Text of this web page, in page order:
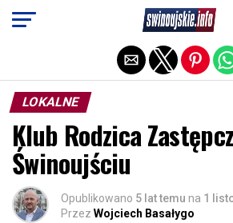
LOKALNE
Klub Rodzica
Świnoujściu
Opublikowano 5 lat temu na 1
Przez Wojciech Basałygo
Exit mobile version